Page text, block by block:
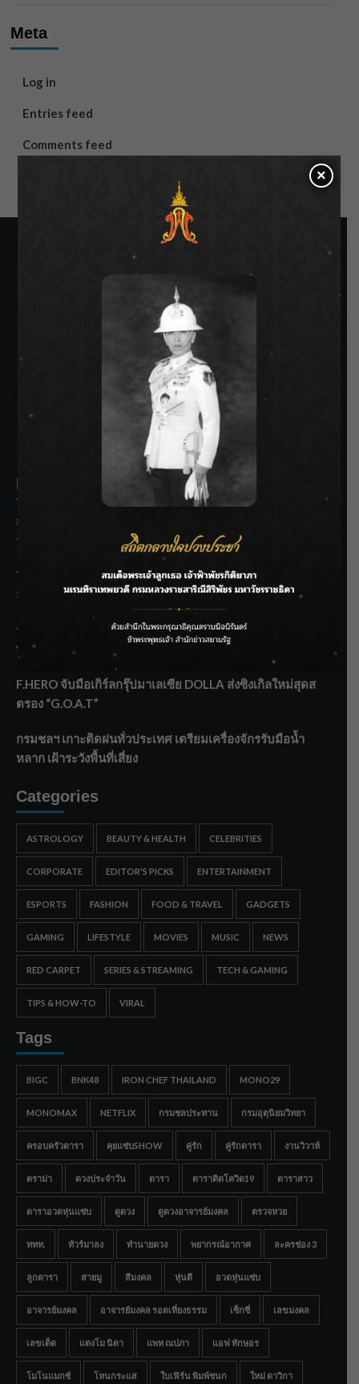
Meta
Log in
Entries feed
Comments feed
SIAMRATH VARIETY
THE BEST ENTERTAINMENT
Recent Posts
กรมชลฯ รับฟังประชาชน ติดตามแก้ปัญหาโครงการประตู
ระบายน้ำศรีสองรักฯ
‘แมน การิน’ แชร์ความเชื่อชวนคิด! “อยากกินอะไรหลังจาก
ลาโลกนี้ ให้ใส่บาตรสิ่งนั้นไว้ตอนยังมีชีวิต”
ราชเลขานุการในพระองค์ฯ ติดตามโครงการหุบกะพง–ห้วย
ทรายใต้ เสริมความมั่นคงน้ำเพชรบุรี
F.HERO จับมือเกิร์ลกรุ๊ปมาเลเซีย DOLLA ส่งซิงเกิลใหม่สุดส
ตรอง “G.O.A.T”
กรมชลฯ เกาะติดฝนทั่วประเทศ เตรียมเครื่องจักรรับมือน้ำ
หลาก เฝ้าระวังพื้นที่เสี่ยง
Categories
ASTROLOGY BEAUTY & HEALTH CELEBRITIES
CORPORATE EDITOR'S PICKS ENTERTAINMENT
ESPORTS FASHION FOOD & TRAVEL GADGETS
GAMING LIFESTYLE MOVIES MUSIC NEWS
RED CARPET SERIES & STREAMING TECH & GAMING
TIPS & HOW-TO VIRAL
Tags
BIGC BNK48 IRON CHEF THAILAND MONO29
MONOMAX NETFLIX กรมชลประทาน กรมอุตุนิยมวิทยา
ครอบครัวดารา คุยแซ่บSHOW คู่รัก คู่รักดารา งานวิวาห์
ดราม่า ดวงประจำวัน ดารา ดาราติดโควิด19 ดาราสาว
ดาราอวดหุ่นแซ่บ ดูดวง ดูดวงอาจารย์มงคล ตรวจหวย
ททท. ทัวร์มาลง ทำนายดวง พยากรณ์อากาศ ละครช่อง 3
ลูกดารา สายมู สีมงคล หุ่นดี อวดหุ่นแซ่บ
อาจารย์มงคล อาจารย์มงคล รอดเที่ยงธรรม เซ็กซี่ เลขมงคล
เลขเด็ด แตงโม นิดา แพท ณปภา แอฟ ทักษอร
โมโนแมกซ์ โหนกระแส ใบเฟิร์น พิมพ์ชนก ใหม่ ดาวิกา
×